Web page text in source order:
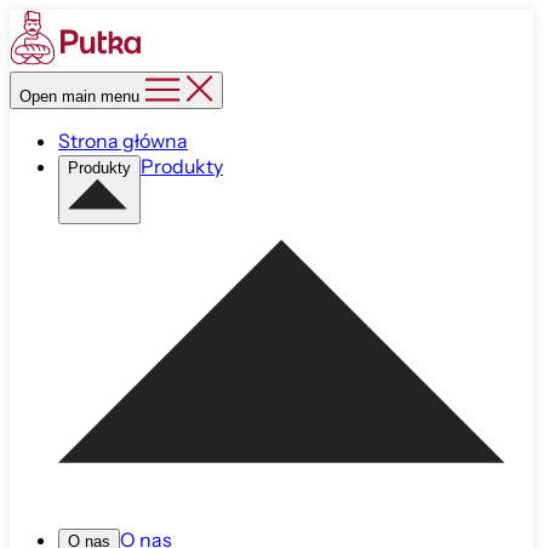
Open main menu
Strona główna
Produkty Produkty
O nas O nas